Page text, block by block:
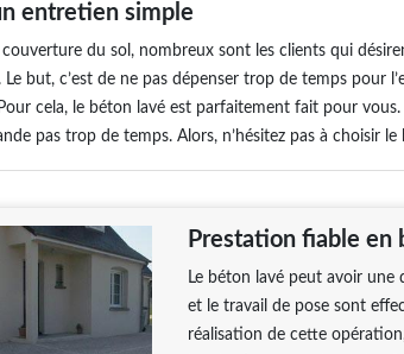
entretien simple
du sol, nombreux sont les clients qui
Le but, c’est de ne pas dépenser trop de temps pour
cela, le béton lavé est parfaitement fait pour
pas trop de temps. Alors, n’hésitez pas à choisir
Prestation fiable en
Le béton lavé peut avoir une
et le travail de pose sont
réalisation de cette